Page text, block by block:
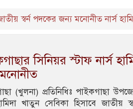
স্বর্ন পদকের জন্য মনোনীত নার্স
সিনিয়র স্টাফ নার্স
(খুলনা) প্রতিনিধিঃ পাইকগাছা
খাতুন সেবিকা হিসাবে জাতীয়